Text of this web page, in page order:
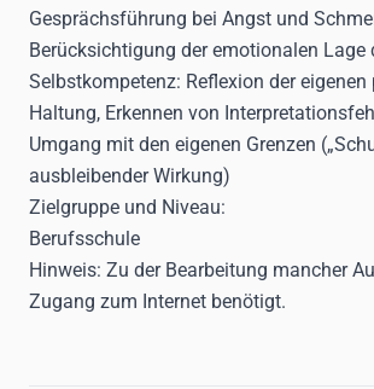
Gesprächsführung bei Angst und
Berücksichtigung der emotionalen Lage
Selbstkompetenz: Reflexion der
Haltung, Erkennen von
Umgang mit den eigenen Grenzen
ausbleibender Wirkung)
Zielgruppe und Niveau:
Berufsschule
Hinweis: Zu der Bearbeitung mancher
Zugang zum Internet benötigt.